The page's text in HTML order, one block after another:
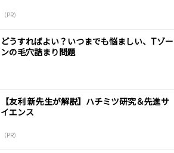
（PR）
どうすればよい？いつまでも悩ましい、Tゾー
ンの毛穴詰まり問題
【友利 新先生が解説】ハチミツ研究＆先進サ
イエンス
（PR）